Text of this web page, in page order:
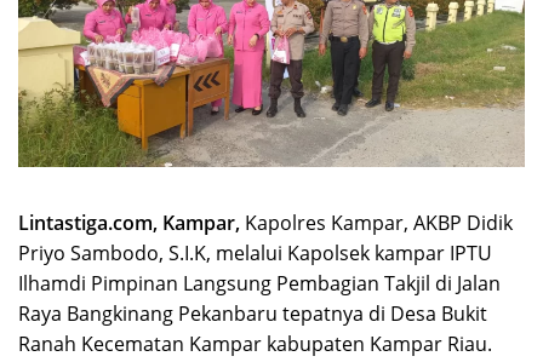
Lintastiga.com, Kampar, Kapolres Kampar, AKBP Didik
Priyo Sambodo, S.I.K, melalui Kapolsek kampar IPTU
Ilhamdi Pimpinan Langsung Pembagian Takjil di Jalan
Raya Bangkinang Pekanbaru tepatnya di Desa Bukit
Ranah Kecematan Kampar kabupaten Kampar Riau.